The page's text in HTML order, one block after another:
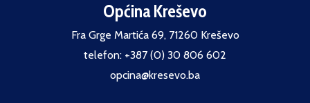
Općina Kreševo
Fra Grge Martića 69, 71260 Kreševo
telefon: +387 (0) 30 806 602
opcina@kresevo.ba